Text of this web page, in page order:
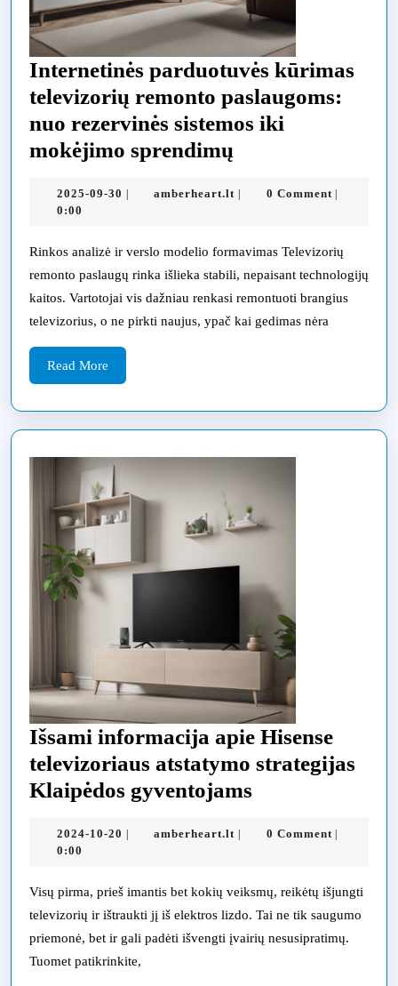
Internetinės parduotuvės kūrimas
televizorių remonto paslaugoms:
nuo rezervinės sistemos iki
mokėjimo sprendimų
kūrimas
remonto
paslaugoms:
nuo
rezervinės
mokėjimo
2025-09-30 2025-amberheart.lt amberheart.lt
0 Comment
0:00
Rinkos analizė ir verslo modelio formavimas Televizorių
remonto paslaugų rinka išlieka stabili, nepaisant technologijų
kaitos. Vartotojai vis dažniau renkasi remontuoti brangius
televizorius, o ne pirkti naujus, ypač kai gedimas nėra
Read More
More
Išsami informacija apie Hisense
televizoriaus atstatymo strategijas
Klaipėdos gyventojams
apie
televizoriaus
atstatymo
strategijas
2024-10-20 2024-amberheart.lt amberheart.lt
0 Comment
0:00
Visų pirma, prieš imantis bet kokių veiksmų, reikėtų išjungti
televizorių ir ištraukti jį iš elektros lizdo. Tai ne tik saugumo
priemonė, bet ir gali padėti išvengti įvairių nesusipratimų.
Tuomet patikrinkite,